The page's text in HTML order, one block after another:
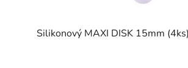
Silikonový MAXI DISK 15mm